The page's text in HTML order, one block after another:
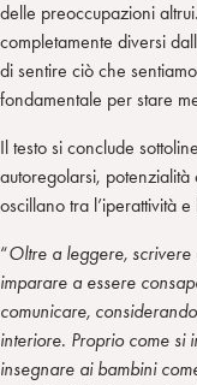
delle preoccupazioni
completamente diversi
di sentire ciò che
fondamentale per stare
Il testo si conclude
autoregolarsi,
oscillano tra l’iperattività e
“Oltre a leggere, scrivere
imparare a essere
comunicare,
interiore. Proprio come si
insegnare ai bambini